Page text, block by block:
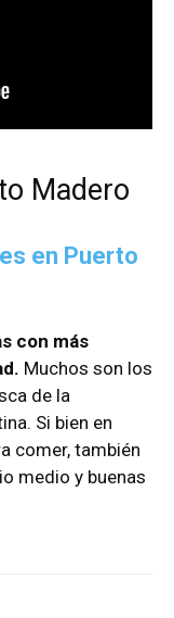
Madero
en Puerto
con más
Muchos son los
de la
Si bien en
comer, también
medio y buenas